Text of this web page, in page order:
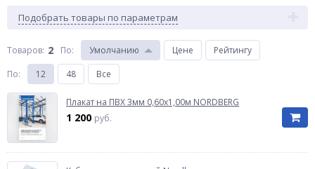
Подобрать товары по параметрам
Товаров: 2 По: Умолчанию Цене
Рейтингу
По: 12 48 Все
Плакат на ПВХ 3мм 0,60х1,00м NORDBERG
1 200 руб.